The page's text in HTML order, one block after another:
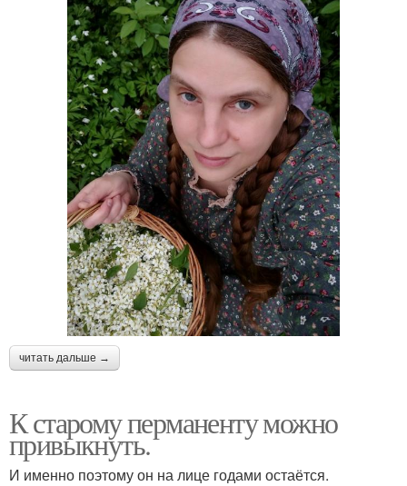
читать дальше →
К старому перманенту можно
привыкнуть.
И именно поэтому он на лице годами остаётся.